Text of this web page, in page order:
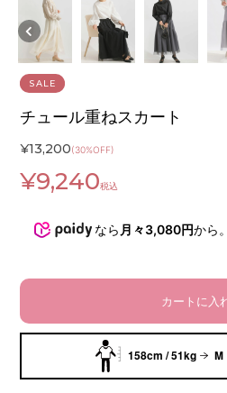
SALE
チュール重ねスカート
¥13,200(30%OFF)
¥9,240税込
なら 月々3,080円から
カートに入
158cm / 51kg M